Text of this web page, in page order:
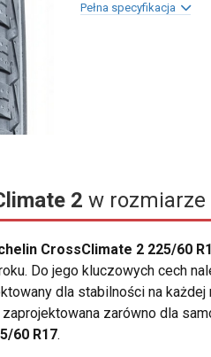
Pełna specyfikacja
2 w rozmiarze
CrossClimate 2 225/60
Do jego kluczowych cech
dla stabilności na
zaprojektowana zarówno dla
60 R17.